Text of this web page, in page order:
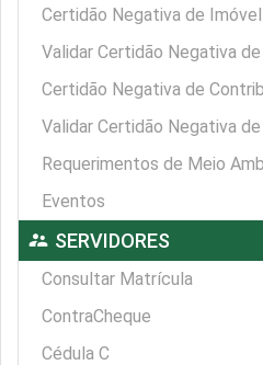
Certidão Negativa de Imóvel
Validar Certidão Negativa
Certidão Negativa de
Validar Certidão Negativa
Requerimentos de Meio
Eventos
supervisor_account SERVIDORES
Consultar Matrícula
ContraCheque
Cédula C